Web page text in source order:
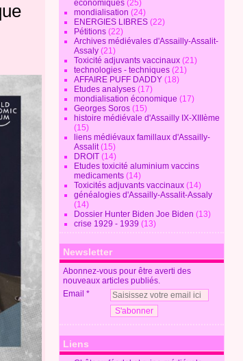
économiques (25)
mondialisation (24)
ENERGIES LIBRES (22)
Pétitions (22)
Archives médiévales d'Assailly-Assalit-
Assaly (21)
Toxicité adjuvants vaccinaux (21)
technologies - techniques (21)
AFFAIRE PUFF DADDY (18)
Etudes analyses (17)
mondialisation économique (17)
Georges Soros (15)
histoire médiévale d'Assailly IX-XIIIème
(15)
liens médiévaux famillaux d'Assailly-
Assalit(15)
DROIT (14)
Etudes toxicité aluminium vaccins
medicaments (14)
Toxicités adjuvants vaccinaux (14)
généalogies d'Assailly-Assalit-Assaly
(14)
Dossier Hunter Biden Joe Biden (13)
crise 1929 - 1939 (13)
Newsletter
Abonnez-vous pour être averti des
nouveaux articles publiés.
Email
Liens